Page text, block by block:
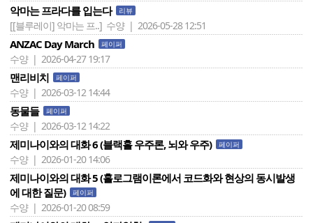
악마는 프라다를 입는다 리뷰
[[블루레이] 악마는 프..] 수양 | 2026-05-28 12:51
ANZAC Day March 페이퍼
수양 | 2026-04-27 19:17
맨리비치 페이퍼
수양 | 2026-03-12 14:44
동물들 페이퍼
수양 | 2026-03-12 14:22
제미나이와의 대화 6 (블랙홀 우주론, 뇌와 우주) 페이퍼
수양 | 2026-01-20 14:06
제미나이와의 대화 5 (홀로그램이론에서 코드화와 현상의 동시발생
에 대한 질문)
페이퍼
수양 | 2026-01-20 08:59